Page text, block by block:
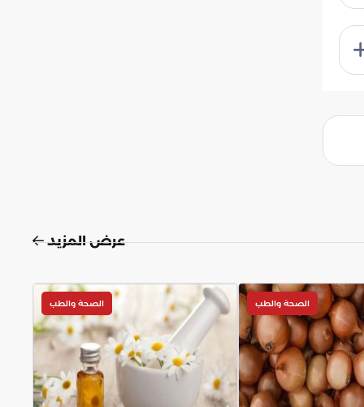
عرض المزيد
الصحة والطب الصحة والطب